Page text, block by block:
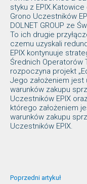
styku z
Grono Uczestników
DOLNET GROUP ze
To ich drugie
czemu uzyskali
EPIX kontynuuje
Średnich Operatorów
rozpoczyna projekt
Jego założeniem jest
warunków zakupu
Uczestników EPIX
którego założeniem
warunków zakupu
Uczestników EPIX.
Poprzedni artykuł